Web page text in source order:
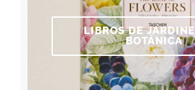
LIBROS DE
BOTÁNICA